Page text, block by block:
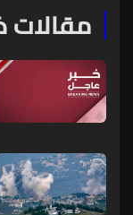
مقالات